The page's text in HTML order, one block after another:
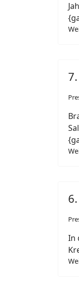
In